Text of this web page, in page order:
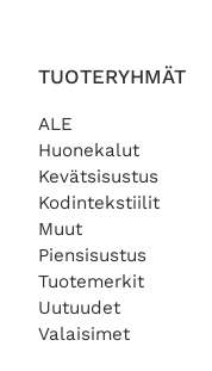
TUOTERYHMÄT
ALE
Huonekalut
Kevätsisustus
Kodintekstiilit
Muut
Piensisustus
Tuotemerkit
Uutuudet
Valaisimet